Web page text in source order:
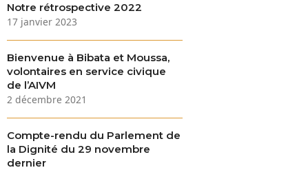
Notre rétrospective 2022
17 janvier 2023
Bienvenue à Bibata et Moussa,
volontaires en service civique
de l’AIVM
2 décembre 2021
Compte-rendu du Parlement de
la Dignité du 29 novembre
dernier